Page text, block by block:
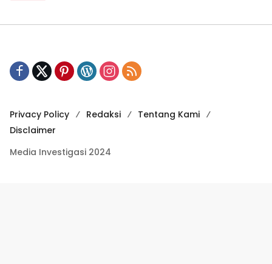
Privacy Policy Redaksi
Tentang Kami
Disclaimer
Media Investigasi 2024